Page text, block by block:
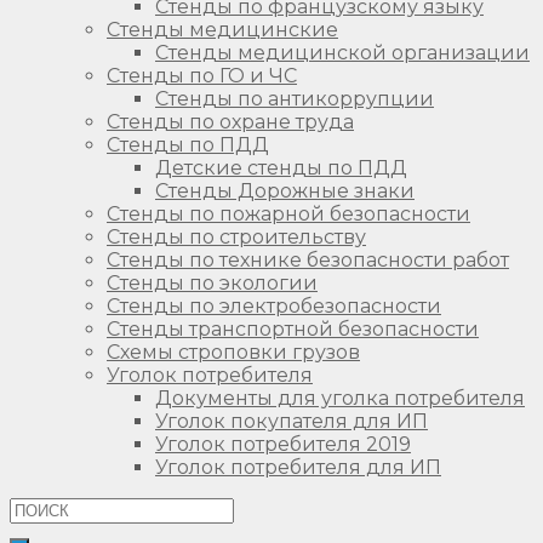
Стенды по французскому языку
Стенды медицинские
Стенды медицинской организации
Стенды по ГО и ЧС
Стенды по антикоррупции
Стенды по охране труда
Стенды по ПДД
Детские стенды по ПДД
Стенды Дорожные знаки
Стенды по пожарной безопасности
Стенды по строительству
Стенды по технике безопасности работ
Стенды по экологии
Стенды по электробезопасности
Стенды транспортной безопасности
Схемы строповки грузов
Уголок потребителя
Документы для уголка потребителя
Уголок покупателя для ИП
Уголок потребителя 2019
Уголок потребителя для ИП